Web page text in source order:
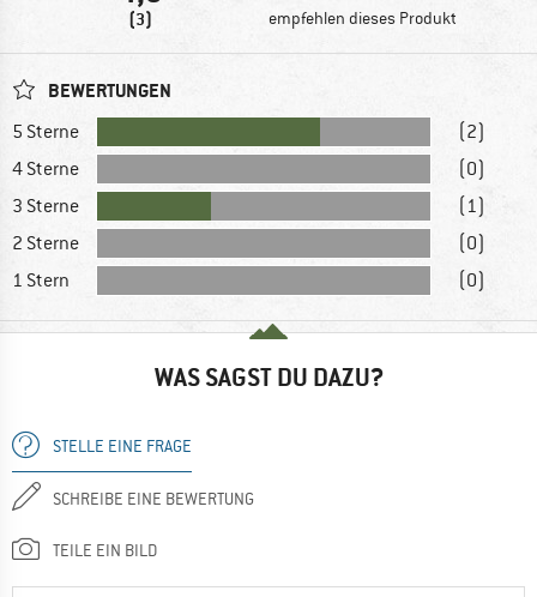
(3) empfehlen dieses Produkt
BEWERTUNGEN
5 Sterne
(2)
4 Sterne
(0)
3 Sterne
(1)
2 Sterne
(0)
1 Stern
(0)
WAS SAGST DU DAZU?
STELLE EINE FRAGE
SCHREIBE EINE BEWERTUNG
TEILE EIN BILD